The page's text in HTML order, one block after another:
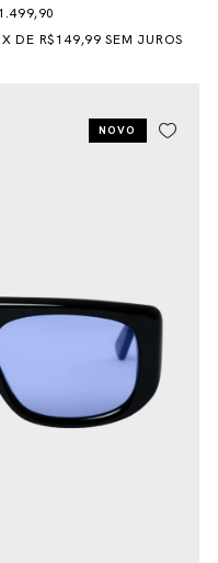
XDE R$149,99 SEM JUROS
NOVO